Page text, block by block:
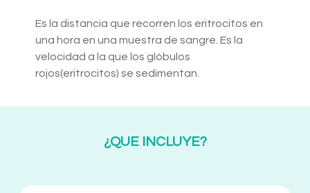
Es la distancia que recorren los eritrocitos en
una hora en una muestra de sangre. Es la
velocidad a la que los glóbulos
rojos(eritrocitos) se sedimentan.
¿QUE INCLUYE?